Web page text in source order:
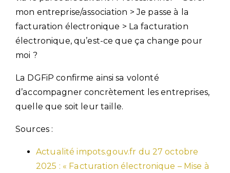
mon entreprise/association > Je passe à la
facturation électronique > La facturation
électronique, qu’est-ce que ça change pour
moi ?
La DGFiP confirme ainsi sa volonté
d’accompagner concrètement les entreprises,
quelle que soit leur taille.
Sources :
Actualité impots.gouv.fr du 27 octobre
2025 : « Facturation électronique – Mise à